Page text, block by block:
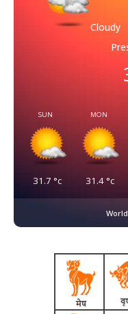
Cloudy
SUN
31.7 °c
MON
31.4 °c